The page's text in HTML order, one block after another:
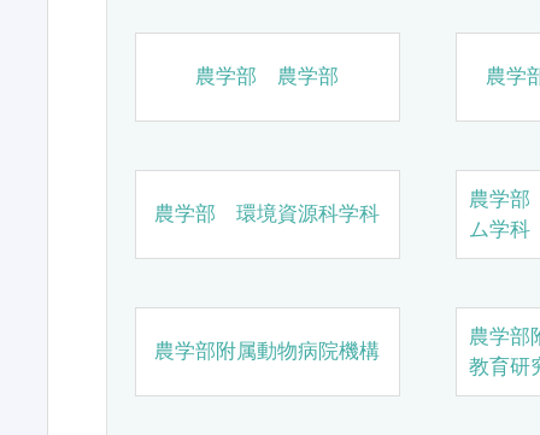
農学部 農学部 農学
農学部 環境資源科学科
農学
ム学科
農学部附属動物病院機構
農学部
教育研